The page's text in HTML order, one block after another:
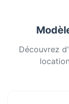
Découvrez